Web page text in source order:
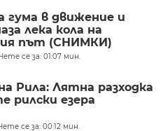
гума в движение и
лека кола на
път (СНИМКИ)
се за: 01:07 мин.
Рила: Лятна разходка
рилски езера
се за: 00:12 мин.